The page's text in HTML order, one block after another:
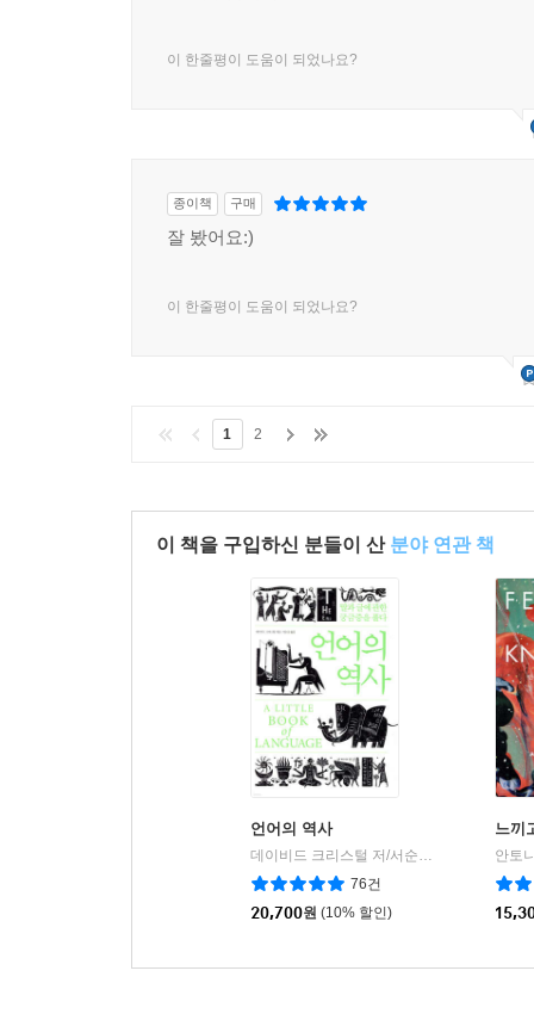
이 한줄평이 도움이 되었나요?
종이책 구매
잘 봤어요:)
이 한줄평이 도움이 되었나요?
1 2
이 책을 구입하신 분들이 산 분야 연관 책
언어의 역사
데이비드 크리스털 저/서순승 역
소소의책
76건
20,700원 (10% 할인)
느끼